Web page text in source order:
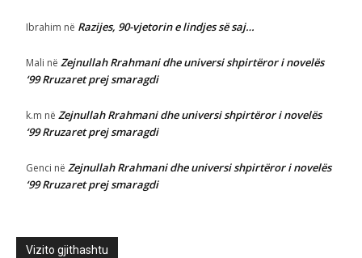
Ibrahim në Razijes, 90-vjetorin e lindjes së saj…
Mali në Zejnullah Rrahmani dhe universi shpirtëror i novelës
‘99 Rruzaret prej smaragdi
k.m në Zejnullah Rrahmani dhe universi shpirtëror i novelës
‘99 Rruzaret prej smaragdi
Genci në Zejnullah Rrahmani dhe universi shpirtëror i novelës
‘99 Rruzaret prej smaragdi
Vizito gjithashtu